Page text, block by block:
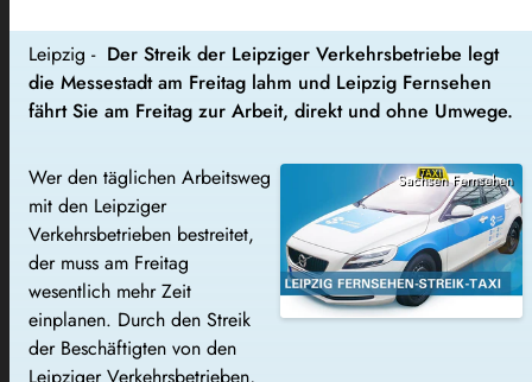
Leipzig - Der Streik der Leipziger Verkehrsbetriebe legt
die Messestadt am Freitag lahm und Leipzig Fernsehen
fährt Sie am Freitag zur Arbeit, direkt und ohne Umwege.
Wer den täglichen Arbeitsweg
mit den Leipziger
Verkehrsbetrieben bestreitet,
der muss am Freitag
wesentlich mehr Zeit
einplanen. Durch den Streik
der Beschäftigten von den
Leipziger Verkehrsbetrieben,
Sachsen Fernsehen